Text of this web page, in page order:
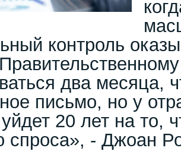
контроль
два месяца,
письмо, но у
20 лет на то,
спроса», - Джоан